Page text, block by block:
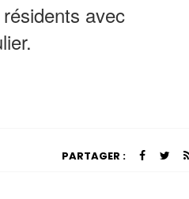
avec
PARTAGER :